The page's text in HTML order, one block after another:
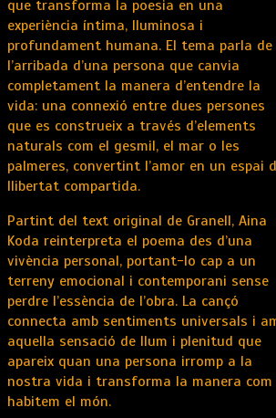
que transforma la poesia en una
experiència íntima, lluminosa i
profundament humana. El tema parla de
l’arribada d’una persona que canvia
completament la manera d’entendre la
vida: una connexió entre dues persones
que es construeix a través d’elements
naturals com el gesmil, el mar o les
palmeres, convertint l’amor en un espai
llibertat compartida.
Partint del text original de Granell, Aina
Koda reinterpreta el poema des d’una
vivència personal, portant-lo cap a un
terreny emocional i contemporani sense
perdre l’essència de l’obra. La cançó
connecta amb sentiments universals i
aquella sensació de llum i plenitud que
apareix quan una persona irromp a la
nostra vida i transforma la manera com
habitem el món.